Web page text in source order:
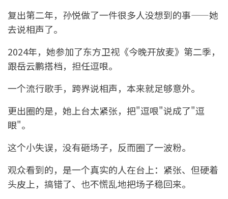
复出第二年，孙悦做了一件很多人没想到的事——她
去说相声了。
2024年，她参加了东方卫视《今晚开放麦》第二季，
跟岳云鹏搭档，担任逗哏。
一个流行歌手，跨界说相声，本来就足够意外。
更出圈的是，她上台太紧张，把"逗哏"说成了"逗
眼"。
这个小失误，没有砸场子，反而圈了一波粉。
观众看到的，是一个真实的人在台上：紧张、但硬着
头皮上，搞错了、也不慌乱地把场子稳回来。